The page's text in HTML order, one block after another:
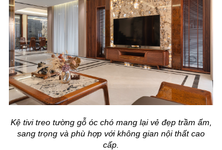
Kệ tivi treo tường gỗ óc chó mang lại vẻ đẹp trầm ấm,
sang trọng và phù hợp với không gian nội thất cao
cấp.